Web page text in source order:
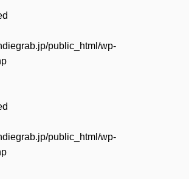
public_html/wp-
public_html/wp-